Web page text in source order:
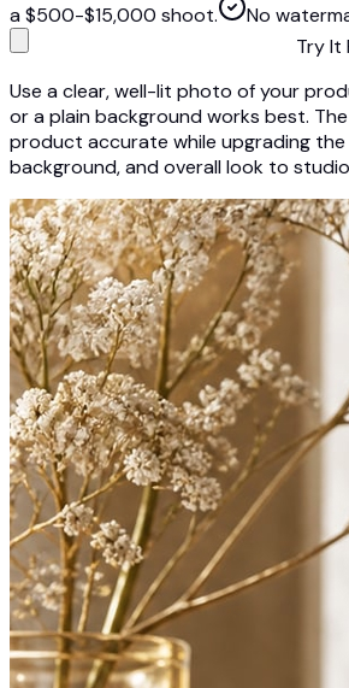
a $500-$15,000 shoot.
No
Try It
Use a clear, well-lit photo of your
or a plain background works best.
product accurate while upgrading the
background, and overall look to